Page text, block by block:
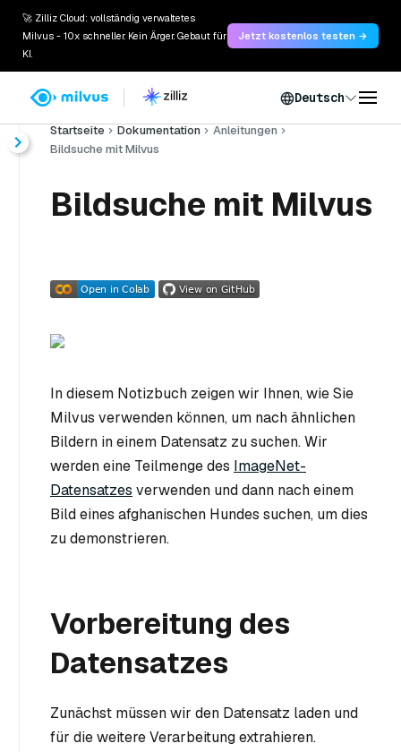
🚀 Zilliz Cloud: vollständig verwaltetes
Milvus - 10x schneller. Kein Ärger. Gebaut für
KI.
Jetzt kostenlos testen →
Deutsch
Startseite Dokumentation
Anleitungen
Bildsuche mit Milvus
Bildsuche mit Milvus
In diesem Notizbuch zeigen wir Ihnen, wie Sie
Milvus verwenden können, um nach ähnlichen
Bildern in einem Datensatz zu suchen. Wir
werden eine Teilmenge des ImageNet-
Datensatzes verwenden und dann nach einem
Bild eines afghanischen Hundes suchen, um dies
zu demonstrieren.
Vorbereitung des
Datensatzes
Zunächst müssen wir den Datensatz laden und
für die weitere Verarbeitung extrahieren.